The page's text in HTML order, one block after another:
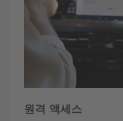
원격 액세스